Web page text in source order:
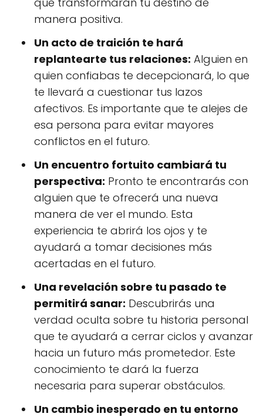
manera positiva.
Un acto de traición te hará
replantearte tus relaciones: Alguien en
quien confiabas te decepcionará, lo que
te llevará a cuestionar tus lazos
afectivos. Es importante que te alejes de
esa persona para evitar mayores
conflictos en el futuro.
Un encuentro fortuito cambiará tu
perspectiva: Pronto te encontrarás con
alguien que te ofrecerá una nueva
manera de ver el mundo. Esta
experiencia te abrirá los ojos y te
ayudará a tomar decisiones más
acertadas en el futuro.
Una revelación sobre tu pasado te
permitirá sanar: Descubrirás una
verdad oculta sobre tu historia personal
que te ayudará a cerrar ciclos y avanzar
hacia un futuro más prometedor. Este
conocimiento te dará la fuerza
necesaria para superar obstáculos.
Un cambio inesperado en tu entorno